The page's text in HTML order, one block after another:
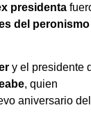
presidenta
del peronismo
y el presidente
, quien
aniversario del